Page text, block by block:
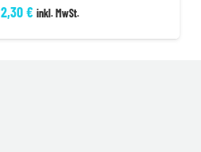
Ursprünglicher
2,30€Aktueller
inkl. MwSt.